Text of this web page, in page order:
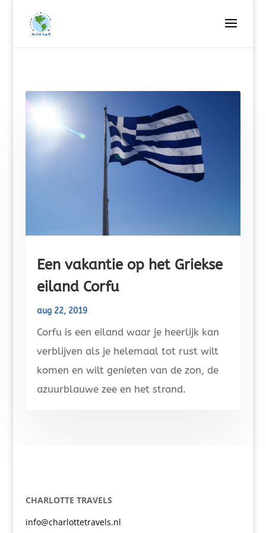
Een vakantie op het Griekse
eiland Corfu
aug 22, 2019
Corfu is een eiland waar je heerlijk kan
verblijven als je helemaal tot rust wilt
komen en wilt genieten van de zon, de
azuurblauwe zee en het strand.
CHARLOTTE TRAVELS
info@charlottetravels.nl